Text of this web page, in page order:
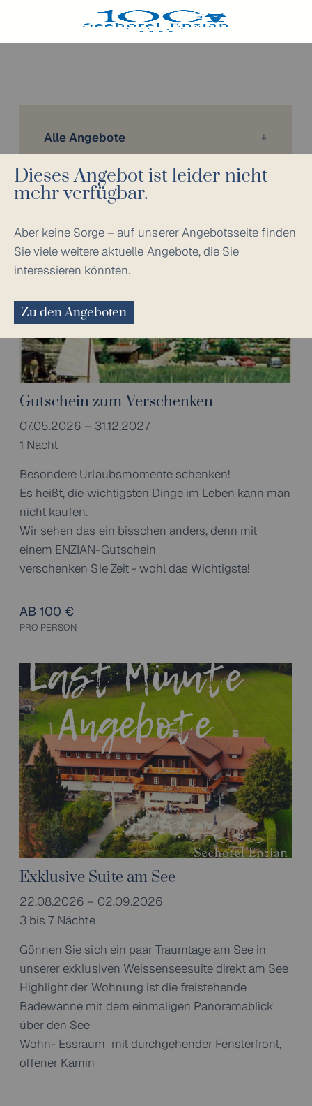
Alle Angebote
Gutschein zum Verschenken
07.05.2026 – 31.12.2027
1 Nacht
Besondere Urlaubsmomente schenken!
Es heißt, die wichtigsten Dinge im Leben kann man
nicht kaufen.
Wir sehen das ein bisschen anders, denn mit
einem ENZIAN-Gutschein
verschenken Sie Zeit - wohl das Wichtigste!
AB 100 €
PRO PERSON
Exklusive Suite am See
22.08.2026 – 02.09.2026
3 bis 7 Nächte
Gönnen Sie sich ein paar Traumtage am See in
unserer exklusiven Weissenseesuite direkt am See
Highlight der Wohnung ist die freistehende
Badewanne mit dem einmaligen Panoramablick
über den See
Wohn- Essraum mit durchgehender Fensterfront,
offener Kamin
Dieses Angebot ist leider nicht
mehr verfügbar.
Aber keine Sorge – auf unserer Angebotsseite finden
Sie viele weitere aktuelle Angebote, die Sie
interessieren könnten.
Zu den Angeboten